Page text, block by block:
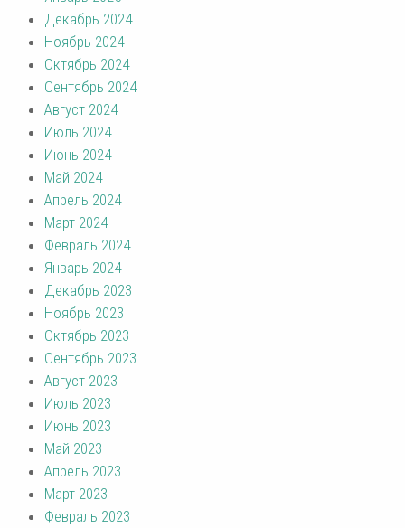
Декабрь 2024
Ноябрь 2024
Октябрь 2024
Сентябрь 2024
Август 2024
Июль 2024
Июнь 2024
Май 2024
Апрель 2024
Март 2024
Февраль 2024
Январь 2024
Декабрь 2023
Ноябрь 2023
Октябрь 2023
Сентябрь 2023
Август 2023
Июль 2023
Июнь 2023
Май 2023
Апрель 2023
Март 2023
Февраль 2023